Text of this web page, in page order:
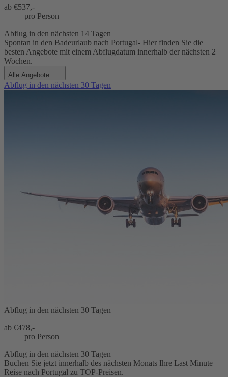
ab €537,-
pro Person
Abflug in den nächsten 14 Tagen
Spontan in den Badeurlaub nach Portugal- Hier finden Sie die
besten Angebote mit einem Abflugdatum innerhalb der nächsten 2
Wochen.
Alle Angebote
Abflug in den nächsten 30 Tagen
Abflug in den nächsten 30 Tagen
ab €478,-
pro Person
Abflug in den nächsten 30 Tagen
Buchen Sie jetzt innerhalb des nächsten Monats Ihre Last Minute
Reise nach Portugal zu TOP-Preisen.